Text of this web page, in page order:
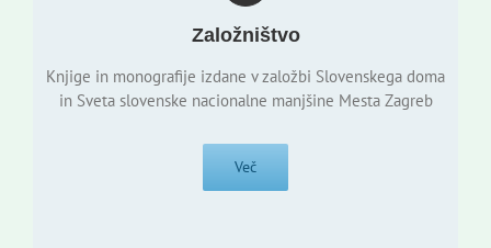
Založništvo
Knjige in monografije izdane v založbi Slovenskega doma
in Sveta slovenske nacionalne manjšine Mesta Zagreb
Več